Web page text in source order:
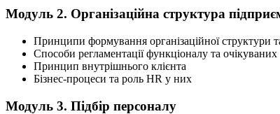
Модуль 2. Організаційна структура
Принципи формування організаційної структури
Способи регламентації функціоналу та очікуваних
Принцип внутрішнього клієнта
Бізнес-процеси та роль HR у них
Модуль 3. Підбір персоналу